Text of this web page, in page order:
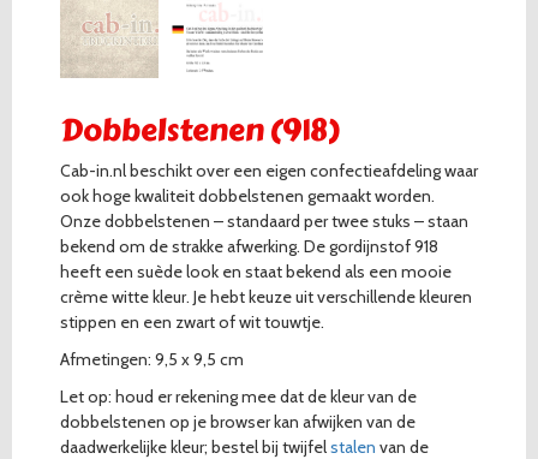
Dobbelstenen (918)
Cab-in.nl beschikt over een eigen confectieafdeling waar
ook hoge kwaliteit dobbelstenen gemaakt worden.
Onze dobbelstenen – standaard per twee stuks – staan
bekend om de strakke afwerking. De gordijnstof 918
heeft een suède look en staat bekend als een mooie
crème witte kleur. Je hebt keuze uit verschillende kleuren
stippen en een zwart of wit touwtje.
Afmetingen: 9,5 x 9,5 cm
Let op: houd er rekening mee dat de kleur van de
dobbelstenen op je browser kan afwijken van de
daadwerkelijke kleur; bestel bij twijfelstalen van de